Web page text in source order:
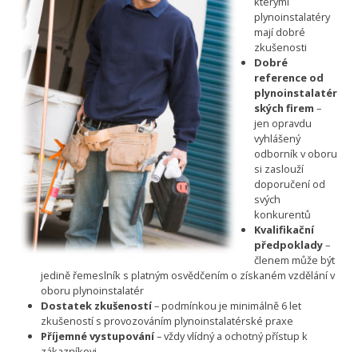
plynoinstalatéry
mají dobré
zkušenosti
Dobré
reference od
plynoinstalatér
ských firem –
jen opravdu
vyhlášený
odborník v oboru
si zaslouží
doporučení od
svých
konkurentů
Kvalifikační
předpoklady–
členem může být
jedině řemeslník s platným osvědčením o získaném vzdělání v
oboru plynoinstalatér
Dostatek zkušeností– podmínkou je minimálně 6 let
zkušeností s provozováním plynoinstalatérské praxe
Příjemné vystupování– vždy vlídný a ochotný přístup k